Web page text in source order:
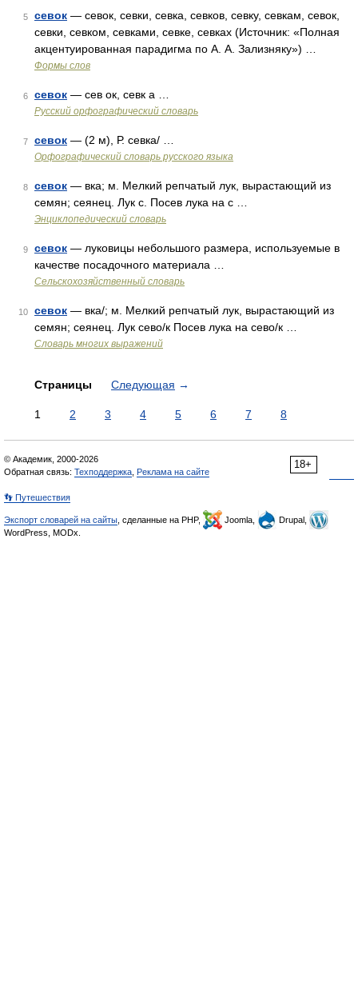
5 севок — севок, севки, севка, севков, севку, севкам, севок,
севки, севком, севками, севке, севках (Источник: «Полная
акцентуированная парадигма по А. А. Зализняку») …
Формы слов
6 севок — сев ок, севк а …
Русский орфографический словарь
7 севок — (2 м), Р. севка/ …
Орфографический словарь русского языка
8 севок — вка; м. Мелкий репчатый лук, вырастающий из
семян; сеянец. Лук с. Посев лука на с …
Энциклопедический словарь
9 севок — луковицы небольшого размера, используемые в
качестве посадочного материала …
Сельскохозяйственный словарь
10 севок — вка/; м. Мелкий репчатый лук, вырастающий из
семян; сеянец. Лук сево/к Посев лука на сево/к …
Словарь многих выражений
Страницы Следующая →
1 2 3 4 5 6 7 8
18+
© Академик, 2000-2026
Обратная связь: Техподдержка Реклама на сайте
👣 Путешествия
Экспорт словарей на сайты , сделанные на PHP, Joomla,
Drupal,
WordPress, MODx.